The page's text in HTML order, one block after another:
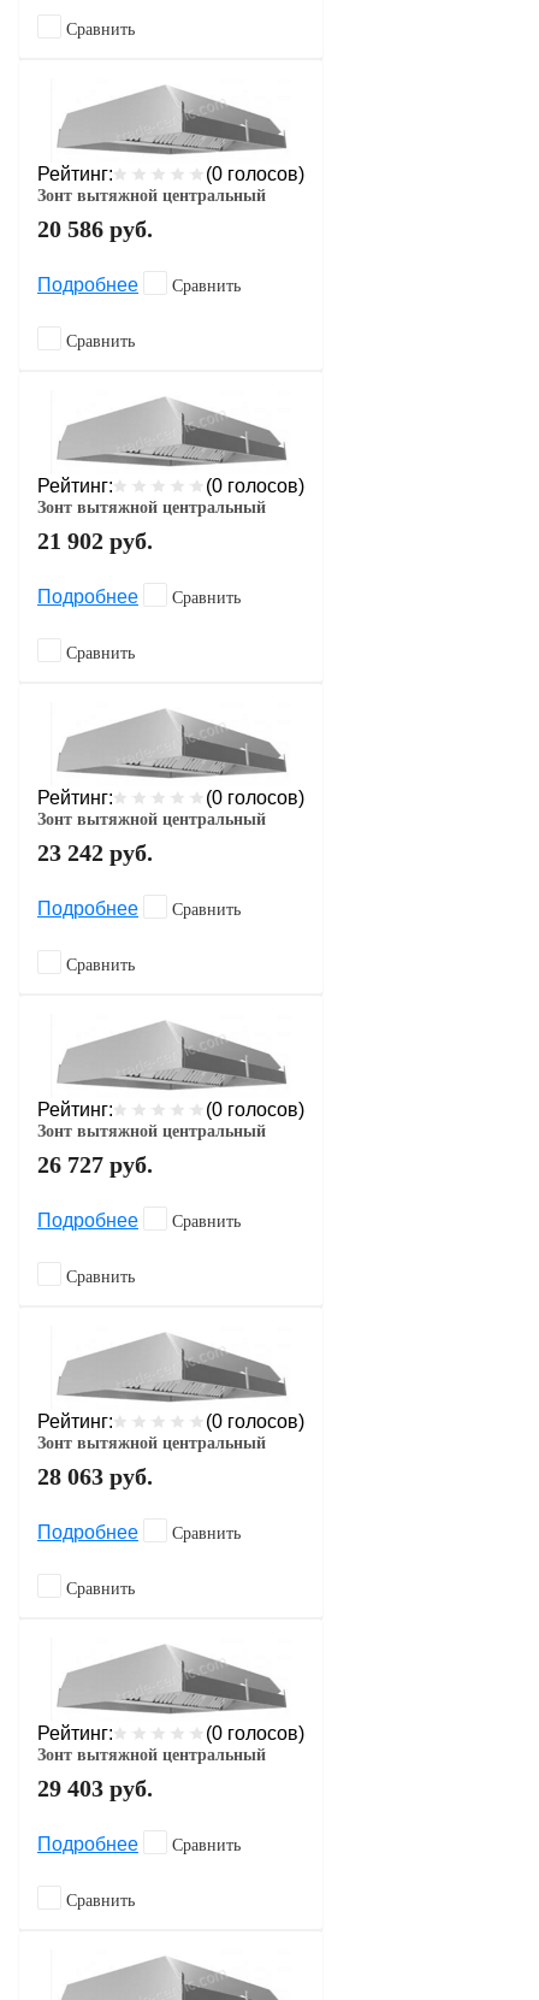
Сравнить
Рейтинг: (0 голосов)
Зонт вытяжной центральный
20 586 руб.
Подробнее Сравнить
Сравнить
Рейтинг: (0 голосов)
Зонт вытяжной центральный
21 902 руб.
Подробнее Сравнить
Сравнить
Рейтинг: (0 голосов)
Зонт вытяжной центральный
23 242 руб.
Подробнее Сравнить
Сравнить
Рейтинг: (0 голосов)
Зонт вытяжной центральный
26 727 руб.
Подробнее Сравнить
Сравнить
Рейтинг: (0 голосов)
Зонт вытяжной центральный
28 063 руб.
Подробнее Сравнить
Сравнить
Рейтинг: (0 голосов)
Зонт вытяжной центральный
29 403 руб.
Подробнее Сравнить
Сравнить